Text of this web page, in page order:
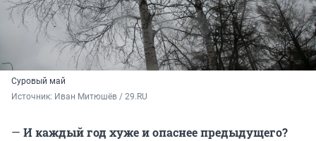
Суровый май
Источник: Иван Митюшёв / 29.RU
— И каждый год хуже и опаснее предыдущего?